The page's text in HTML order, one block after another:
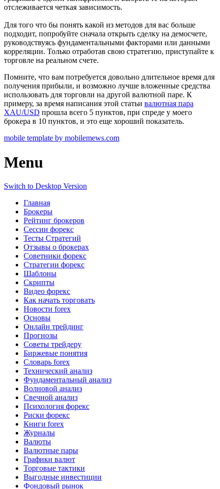
отслеживается четкая зависимость.
Для того что бы понять какой из методов для вас больше
подходит, попробуйте сначала открыть сделку на демосчете,
руководствуясь фундаментальными факторами или данными
корреляции. Только отработав свою стратегию, приступайте к
торговле на реальном счете.
Помните, что вам потребуется довольно длительное время для
получения прибыли, и возможно лучше вложенные средства
использовать для торговли на другой валютной паре. К
примеру, за время написания этой статьи валютная пара
XAU/USD прошла всего 5 пунктов, при спреде у моего
брокера в 10 пунктов, и это еще хороший показатель.
mobile template by mobilemews.com
Menu
Switch to Desktop Version
Главная
Брокеры
Рейтинг брокеров
Сессии форекс
Тесты Стратегий
Отзывы о брокерах
Советники форекс
Стратегии форекс
Шаблоны
Скрипты
Видео форекс
Как начать торговать
Новости forex
Основы
Онлайн трейдинг
Прогнозы
Советы трейдеру
Биржевые понятия
Словарь forex
Технический анализ
Фундаментальный анализ
Волновой анализ
Свечной анализ
Психология форекс
Риски форекс
Книги forex
Журналы
Валюты
Валютные пары
Графики валют
Торговые тактики
Выгодные инвестиции
Фондовый рынок